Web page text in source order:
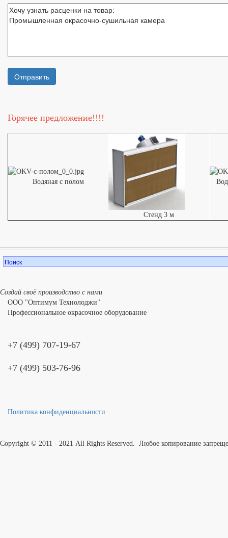
Горячее предложение!!!!
Водяная с полом
Стенд 3 м
Создай своё производство с нами
ООО "Оптимум Технолоджи"
Профессиональное окрасочное оборудование
+7 (499) 707-19-67
+7 (499) 503-76-96
Политика конфиденциальности
Copyright © 2011 - 2021 All Rights Reserved. Любое копирование